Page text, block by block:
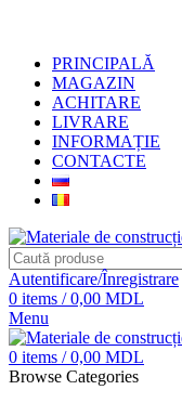
PRINCIPALĂ
MAGAZIN
ACHITARE
LIVRARE
INFORMAȚIE
CONTACTE
Autentificare/Înregistrare
0 items / 0,00 MDL
Menu
0 items / 0,00 MDL
Browse Categories